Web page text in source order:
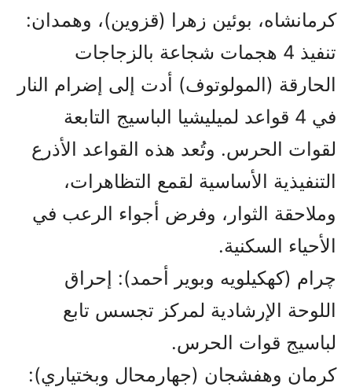
كرمانشاه، بوئين زهرا (قزوين)، وهمدان:
تنفيذ 4 هجمات شجاعة بالزجاجات
الحارقة (المولوتوف) أدت إلى إضرام النار
في 4 قواعد لميليشيا الباسيج التابعة
لقوات الحرس. وتُعد هذه القواعد الأذرع
التنفيذية الأساسية لقمع التظاهرات،
وملاحقة الثوار، وفرض أجواء الرعب في
الأحياء السكنية.
چرام (كهكيلويه وبوير أحمد): إحراق
اللوحة الإرشادية لمركز تجسس تابع
لباسيج قوات الحرس.
كرمان وهفشجان (جهارمحال وبختياري):